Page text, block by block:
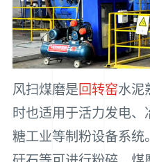
风扫煤磨是回转窑水泥
时也适用于活力发电、
糖工业等制粉设备系统